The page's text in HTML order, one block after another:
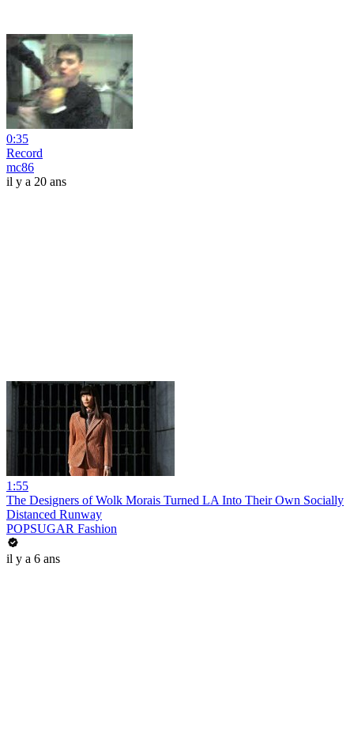
0:35
Record
mc86
il y a 20 ans
1:55
The Designers of Wolk Morais Turned LA Into Their Own Socially
Distanced Runway
POPSUGAR Fashion
il y a 6 ans